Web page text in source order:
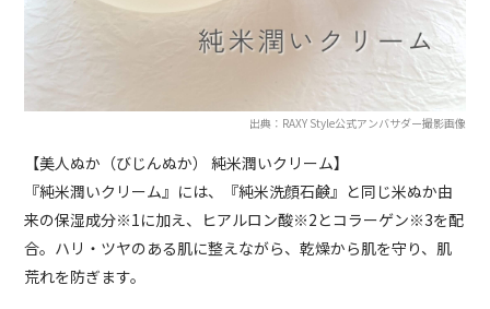
出典：RAXY Style公式アンバサダー撮影画像
【美人ぬか（びじんぬか） 純米潤いクリーム】
『純米潤いクリーム』には、『純米洗顔石鹸』と同じ米ぬか由
来の保湿成分※1に加え、ヒアルロン酸※2とコラーゲン※3を配
合。ハリ・ツヤのある肌に整えながら、乾燥から肌を守り、肌
荒れを防ぎます。